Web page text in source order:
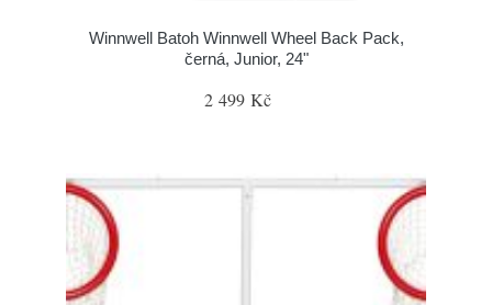
Winnwell Batoh Winnwell Wheel Back Pack,
černá, Junior, 24"
2 499 Kč